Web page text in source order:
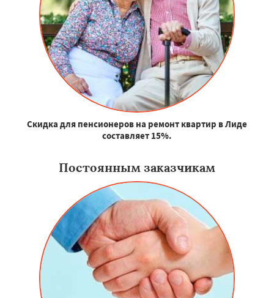
Скидка для пенсионеров на ремонт квартир в Лиде
составляет 15%.
Постоянным заказчикам